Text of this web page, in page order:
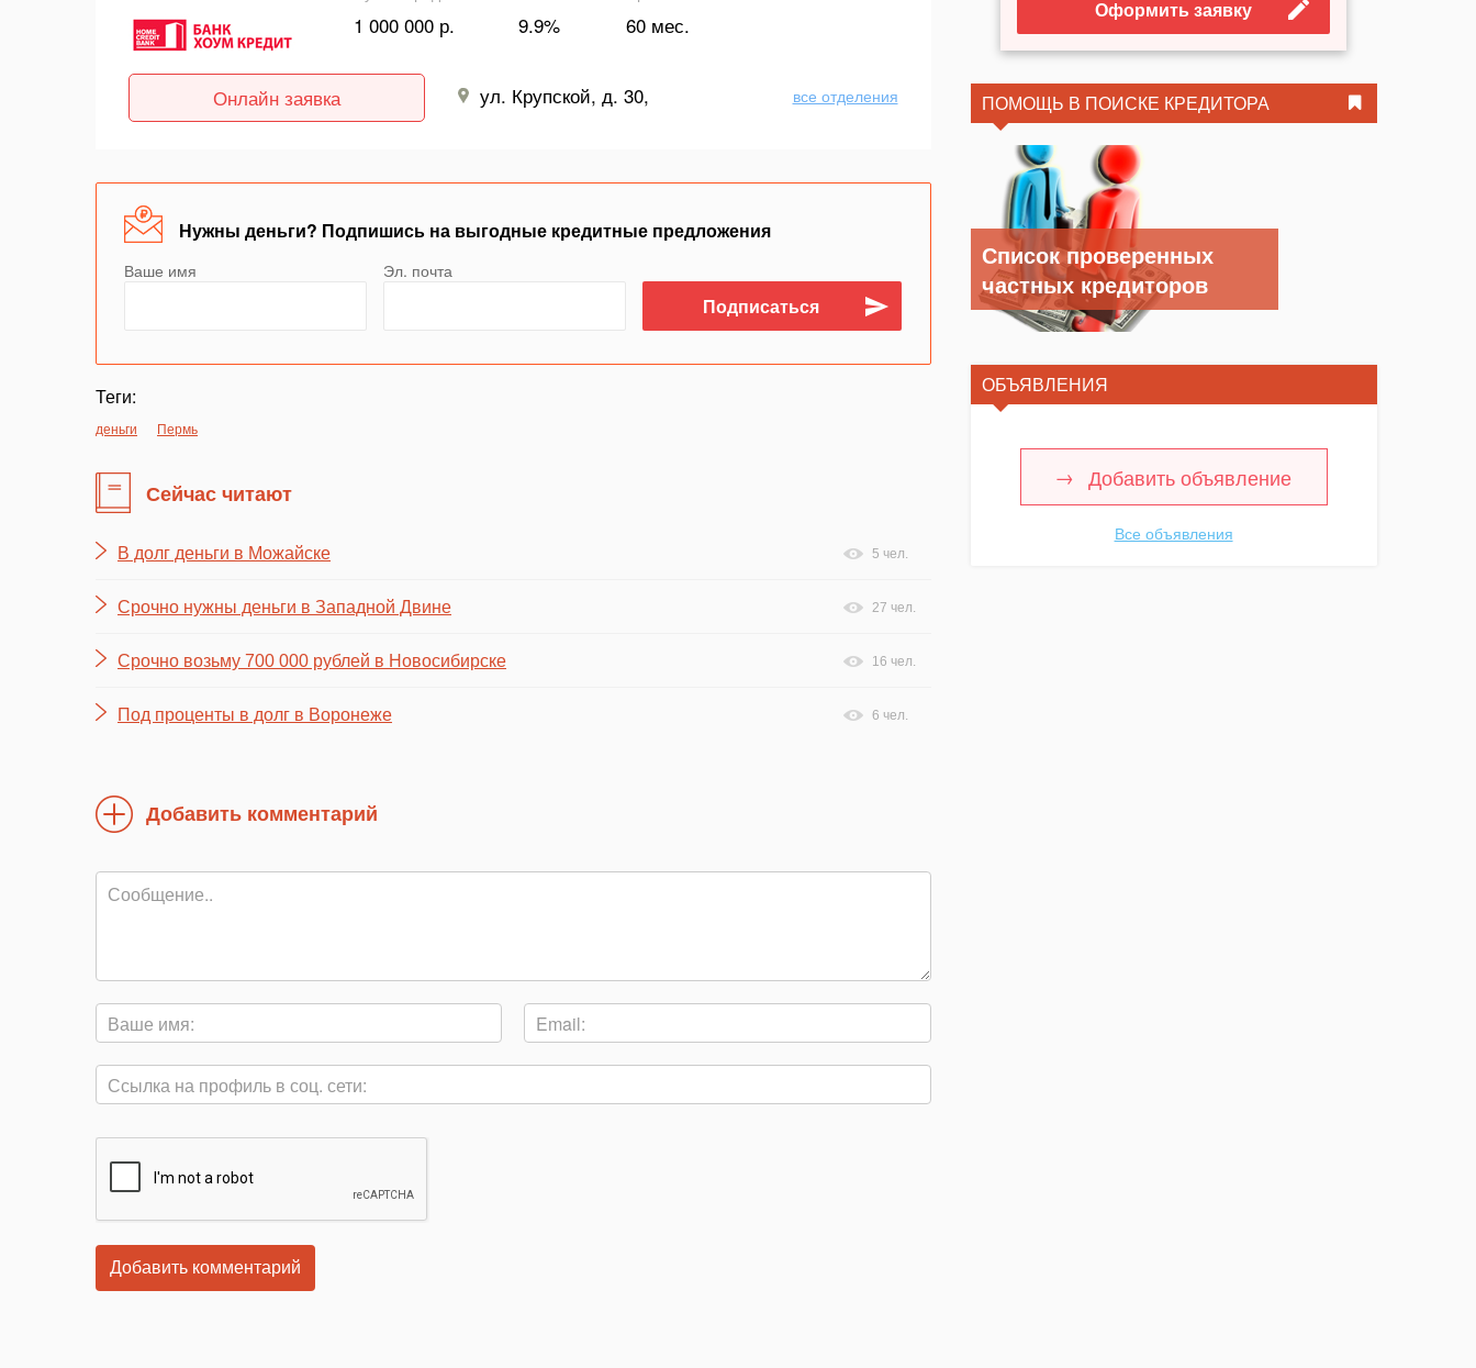
1 000 000 р. 9.9% 60 мес.
Онлайн заявка ул. Крупской, д. 30, все отделения
Нужны деньги? Подпишись на выгодные кредитные предложения
Ваше имя Эл. почта
Теги:
деньги Пермь
Сейчас читают
В долг деньги в Можайске 5 чел.
Срочно нужны деньги в Западной Двине 27 чел.
Срочно возьму 700 000 рублей в Новосибирске 16 чел.
Под проценты в долг в Воронеже 6 чел.
Добавить комментарий
Оформить заявку
ПОМОЩЬ В ПОИСКЕ КРЕДИТОРА
Список проверенных
частных кредиторов
ОБЪЯВЛЕНИЯ
Добавить объявление
Все объявления